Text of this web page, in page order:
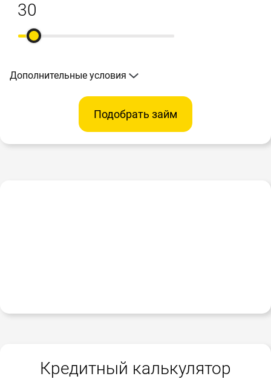
Дополнительные условия
Подобрать займ
Кредитный калькулятор